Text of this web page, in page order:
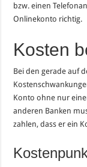
bzw. einen
Onlinekonto richtig.
Kosten
Bei den gerade auf
Konto ohne nur
anderen Banken
zahlen, dass er ein